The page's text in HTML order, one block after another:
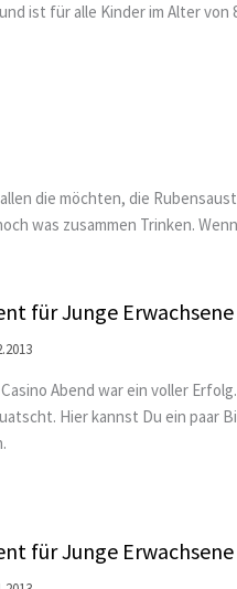
ist für alle Kinder im Alter von
die möchten, die
was zusammen Trinken.
für Junge Erwachsene
Abend war ein voller
Hier kannst Du ein paar
für Junge Erwachsene